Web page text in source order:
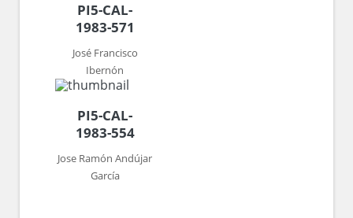
PI5-CAL-
1983-571
José Francisco
Ibernón
PI5-CAL-
1983-554
Jose Ramón Andújar
García